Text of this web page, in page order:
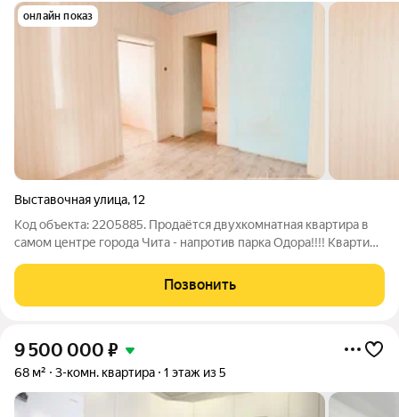
онлайн показ
Выставочная улица,12
Код объекта: 2205885. Продаётся двухкомнатная квартира в
самом центре города Чита - напротив парка Одора!!!! Квартира
после ремонта, ждёт своих хозяев. Дом - двухэтажный,
кирпичный, с
Позвонить
9 500 000 ₽
68 м² 3-комн. квартира 1 этаж из 5